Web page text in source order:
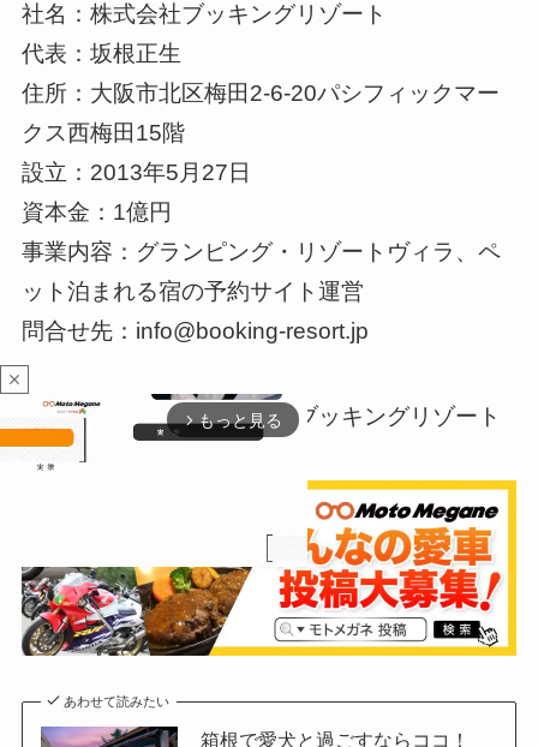
社名：株式会社ブッキングリゾート
代表：坂根正生
住所：大阪市北区梅田2-6-20パシフィックマー
クス西梅田15階
設立：2013年5月27日
資本金：1億円
事業内容：グランピング・リゾートヴィラ、ペ
ット泊まれる宿の予約サイト運営
問合せ先：info@booking-resort.jp
リリース提供元：株式会社ブッキングリゾート
あわせて読みたい
箱根で愛犬と過ごすならココ！
close
arrow_forward_ios もっと見る
u
e